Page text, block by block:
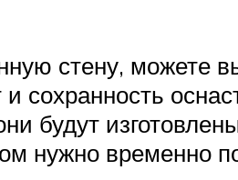
стену, можете
сохранность
будут
нужно временно